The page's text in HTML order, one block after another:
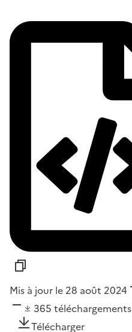
Mis à jour le 28 août 2024
365 téléchargements
Télécharger